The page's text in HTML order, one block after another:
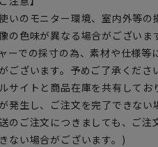
いのモニター環境、室内外等の
の色味が異なる場合がございま
ーでの採寸の為、素材や仕様等
ございます。予めご了承くださ
サイトと商品在庫を共有してお
発生し、ご注文を完了できな
のご注文につきましても、ご
ない場合がございます。)